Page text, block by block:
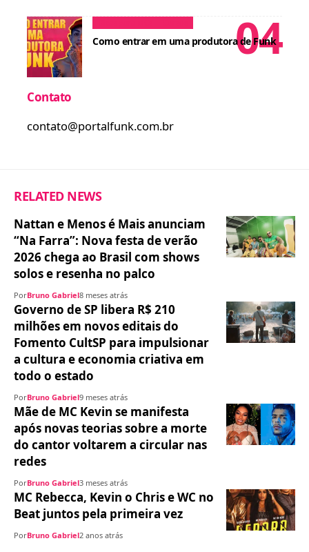
Como entrar em uma produtora de Funk
Contato
contato@portalfunk.com.br
RELATED NEWS
Nattan e Menos é Mais anunciam
“Na Farra”: Nova festa de verão
2026 chega ao Brasil com shows
solos e resenha no palco
PorBruno Gabriel8 meses atrás
Governo de SP libera R$ 210
milhões em novos editais do
Fomento CultSP para impulsionar
a cultura e economia criativa em
todo o estado
PorBruno Gabriel9 meses atrás
Mãe de MC Kevin se manifesta
após novas teorias sobre a morte
do cantor voltarem a circular nas
redes
PorBruno Gabriel3 meses atrás
MC Rebecca, Kevin o Chris e WC no
Beat juntos pela primeira vez
PorBruno Gabriel2 anos atrás